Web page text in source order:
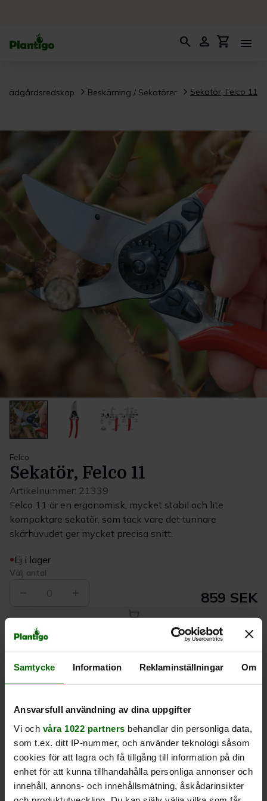
Samtycke Information Reklaminställningar Om
Ansvarsfull användning av dina uppgifter
Vi och våra 1022 partners behandlar din personliga data,
som t.ex. ditt IP-nummer, och använder teknologi såsom
cookies för att lagra och få tillgång till information på din
enhet för att kunna tillhandahålla personliga annonser och
innehåll, annons- och innehållsmätning, åskådarinsikter
search person shopping_cart menu
Trädgårdsredskap Beskärning / Sekatörer Sekatör, Felco 11
Felco
Sekatör, Felco 11
Artikelnummer: 21339
Felco 11 är en ergonomisk, mycket stabil och lite
kompaktare sekatör, som tack vare det tunnare
skärhuvudet ger mycket precisa snitt.
Ej i lager
Välj antal
0 859 SEK
Beskrivning
Produktrecensioner